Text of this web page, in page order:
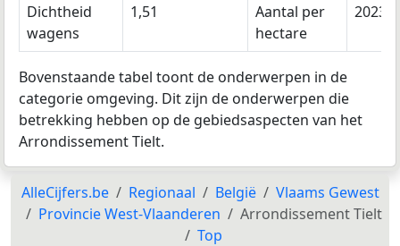
Dichtheid
wagens
1,51
Aantal per
hectare
2023
Bovenstaande tabel toont de onderwerpen in de
categorie omgeving. Dit zijn de onderwerpen die
betrekking hebben op de gebiedsaspecten van het
Arrondissement Tielt.
AlleCijfers.be Regionaal België
Vlaams Gewest
Provincie West-Vlaanderen
Arrondissement Tielt
Top